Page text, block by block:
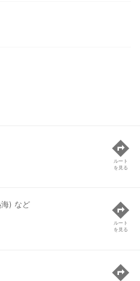
ルート
を見る
) など
ルート
を見る